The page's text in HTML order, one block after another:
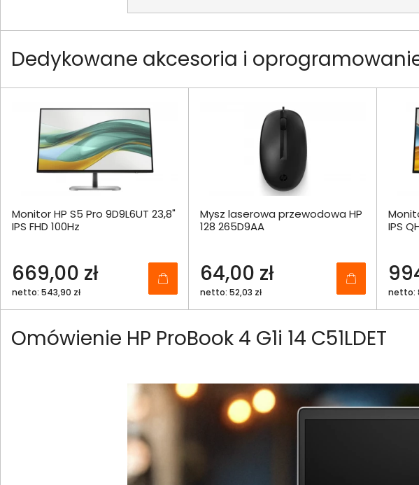
Dedykowane akcesoria i oprogramowanie
Monitor HP S5 Pro 9D9L6UT 23,8"
IPS FHD 100Hz
669,00 zł
netto: 543,90 zł
Mysz laserowa przewodowa HP
128 265D9AA
64,00 zł
netto: 52,03 zł
IPS
netto:
Omówienie HP ProBook 4 G1i 14 C51LDET